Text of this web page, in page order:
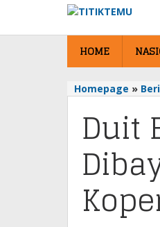
konten
HOME
Homepage »
Duit